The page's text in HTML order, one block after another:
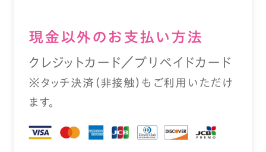
現⾦以外のお⽀払い⽅法
クレジットカード／プリペイドカード
※タッチ決済（⾮接触）もご利⽤いただけ
ます。